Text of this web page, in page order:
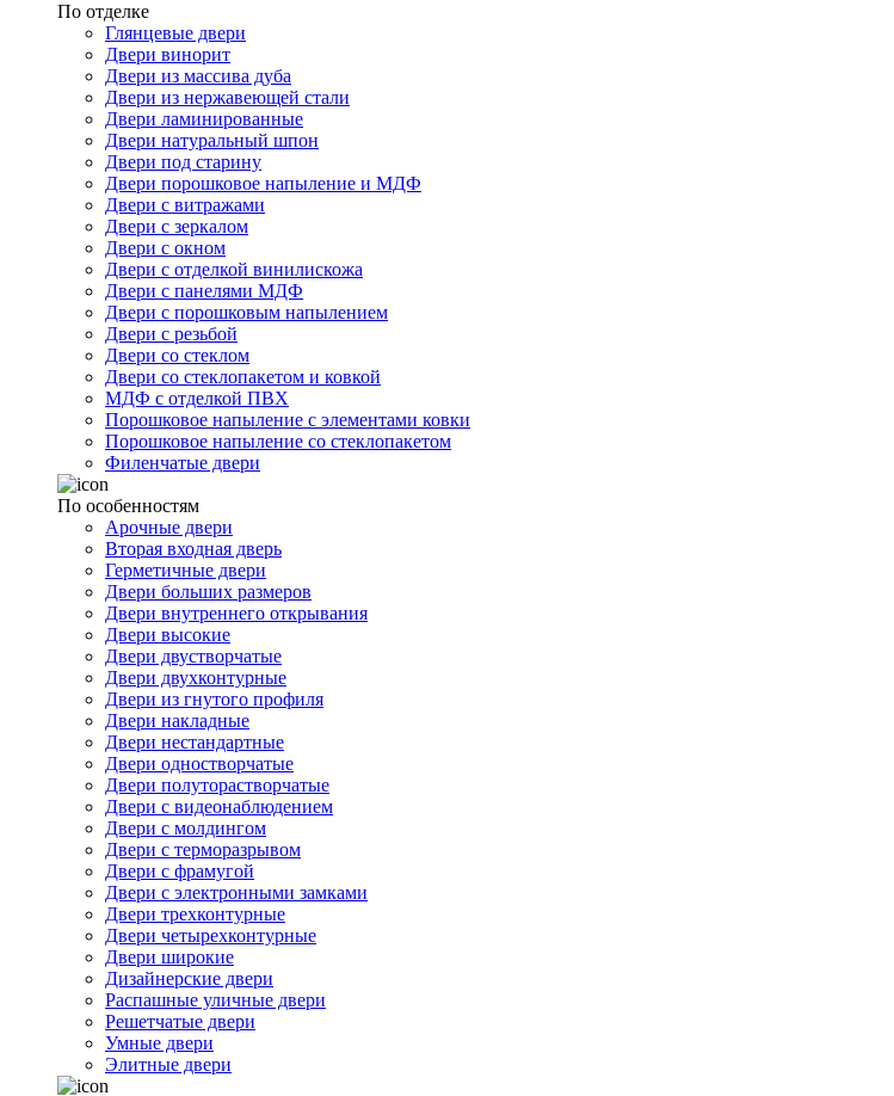
По отделке
Глянцевые двери
Двери винорит
Двери из массива дуба
Двери из нержавеющей стали
Двери ламинированные
Двери натуральный шпон
Двери под старину
Двери порошковое напыление и МДФ
Двери с витражами
Двери с зеркалом
Двери с окном
Двери с отделкой винилискожа
Двери с панелями МДФ
Двери с порошковым напылением
Двери с резьбой
Двери со стеклом
Двери со стеклопакетом и ковкой
МДФ с отделкой ПВХ
Порошковое напыление с элементами ковки
Порошковое напыление со стеклопакетом
Филенчатые двери
По особенностям
Арочные двери
Вторая входная дверь
Герметичные двери
Двери больших размеров
Двери внутреннего открывания
Двери высокие
Двери двустворчатые
Двери двухконтурные
Двери из гнутого профиля
Двери накладные
Двери нестандартные
Двери одностворчатые
Двери полуторастворчатые
Двери с видеонаблюдением
Двери с молдингом
Двери с терморазрывом
Двери с фрамугой
Двери с электронными замками
Двери трехконтурные
Двери четырехконтурные
Двери широкие
Дизайнерские двери
Распашные уличные двери
Решетчатые двери
Умные двери
Элитные двери